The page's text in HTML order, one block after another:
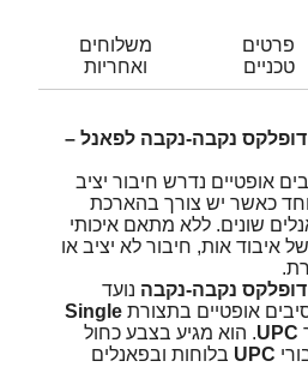
פרטים
טכניים
משלוחים
ואחריות
מתאם SC/UPC SM דופלקס נקבה-נקבה לפאנל –
אופטיים נדרש חיבור יציב
כאשר יש צורך בהארכת
שונים. ללא מתאם איכותי
איבוד אות, חיבור לא יציב או
נועד
אופטיים בתצורת Single
UPC. הוא מגיע בצבע כחול
UPC בלוחות ובפאנלים